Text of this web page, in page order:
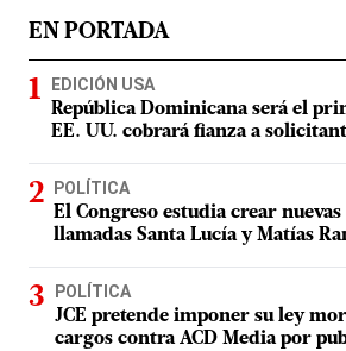
EN PORTADA
EDICIÓN USA
República Dominicana será el
EE. UU. cobrará fianza a
POLÍTICA
El Congreso estudia crear
llamadas Santa Lucía y Matías
POLÍTICA
JCE pretende imponer su ley
cargos contra ACD Media por